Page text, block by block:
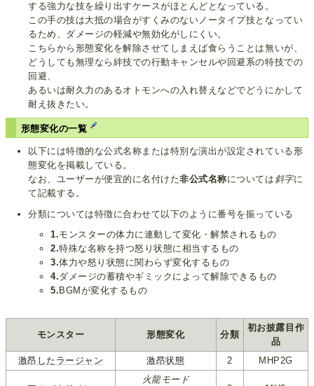
する強力な技を繰り出すケースがほとんどとなっている。
この手の技は大抵の場合がすくみのないノータイプ技となってい
るため、ダメージの軽減や無効化がしにくい。
こちらから形態変化を解除させてしまえば食らうことは無いが、
どうしても無理なら絆技での行動キャンセルや回避系の特技での
回避、
あるいは耐久力のあるオトモンへの入れ替えなどでどうにかして
耐え抜きたい。
形態変化の一覧
以下には特徴的な公式名称または特別な演出が設定されている形
態変化を掲載している。
なお、ユーザーが便宜的に名付けた非公式名称については 斜字に
て記載する。
分類については特徴に合わせて以下のように番号を振っている
1.モンスターの体力に連動して変化・解禁されるもの
2.特殊な名称を持つ怒り状態に相当するもの
3.体力や怒り状態に関わらず変化するもの
4.ダメージの蓄積やギミックによって解除できるもの
5.BGMが変化するもの
モンスター 形態変化 分類
初お披露目作
品
激昂したラージャン
激昂状態 2 MHP2G
火龍モード